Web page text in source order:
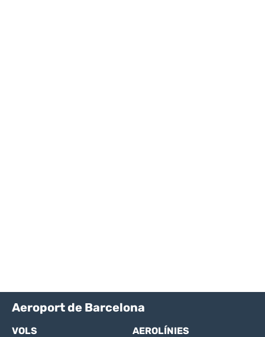
Aeroport de Barcelona
VOLS
AEROLÍNIES